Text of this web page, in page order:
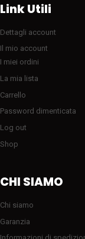
Link Utili
Dettagli account
Il mio account
I miei ordini
La mia lista
Carrello
Password dimenticata
Log out
Shop
CHI SIAMO
Chi siamo
Garanzia